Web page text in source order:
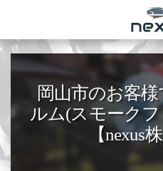
岡山市のお客
ルム(スモーク
【nexus